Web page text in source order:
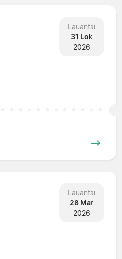
Lauantai
31 Lok
2026
Lauantai
28 Mar
2026